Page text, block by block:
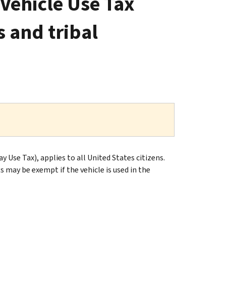
and tribal
Use Tax), applies to all United States citizens.
be exempt if the vehicle is used in the